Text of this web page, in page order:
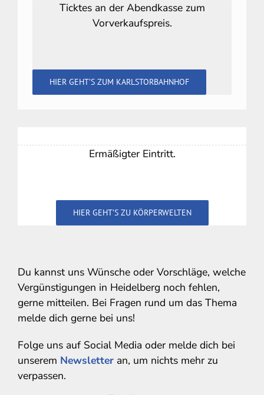
Ticktes an der Abendkasse zum
Vorverkaufspreis.
HIER GEHT’S ZUM KARLSTORBAHNHOF
Ermäßigter Eintritt.
HIER GEHT’S ZU KÖRPERWELTEN
Du kannst uns Wünsche oder Vorschläge, welche
Vergünstigungen in Heidelberg noch fehlen,
gerne mitteilen. Bei Fragen rund um das Thema
melde dich gerne bei uns!
Folge uns auf Social Media oder melde dich bei
unserem Newsletter an, um nichts mehr zu
verpassen.